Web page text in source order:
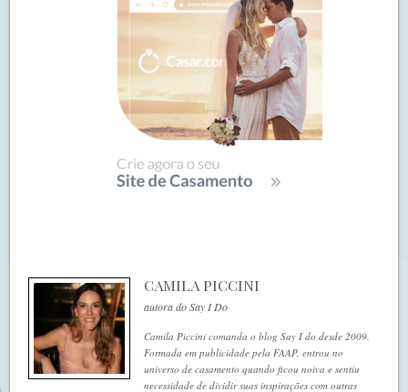
CAMILA PICCINI
autora do Say I Do
Camila Piccini comanda o blog Say I do desde 2009.
Formada em publicidade pela FAAP, entrou no
universo de casamento quando ficou noiva e sentiu
necessidade de dividir suas inspirações com outras